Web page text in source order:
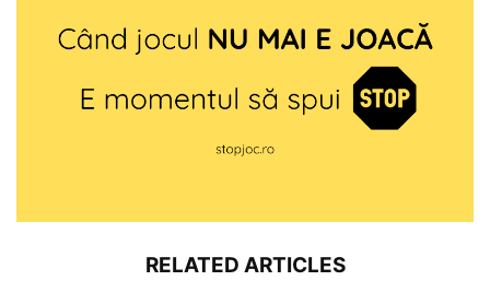
RELATED ARTICLES